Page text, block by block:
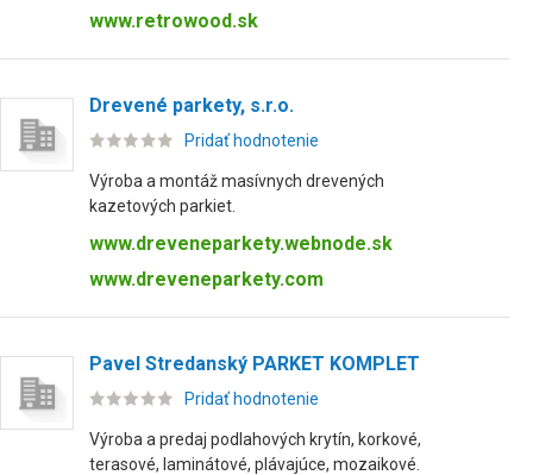
www.retrowood.sk
Drevené parkety, s.r.o.
Pridať hodnotenie
Výroba a montáž masívnych drevených
kazetových parkiet.
www.dreveneparkety.webnode.sk
www.dreveneparkety.com
Pavel Stredanský PARKET KOMPLET
Pridať hodnotenie
Výroba a predaj podlahových krytín, korkové,
terasové, laminátové, plávajúce, mozaikové.